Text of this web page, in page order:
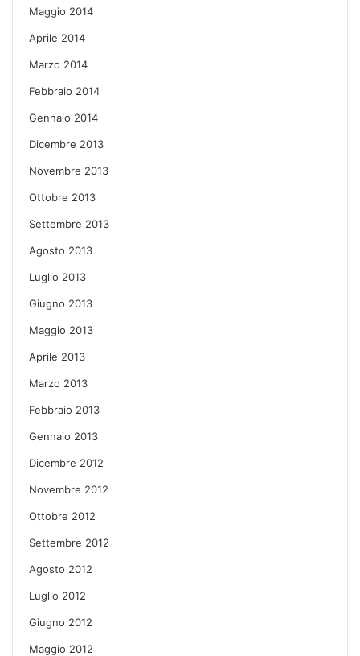
Maggio 2014
Aprile 2014
Marzo 2014
Febbraio 2014
Gennaio 2014
Dicembre 2013
Novembre 2013
Ottobre 2013
Settembre 2013
Agosto 2013
Luglio 2013
Giugno 2013
Maggio 2013
Aprile 2013
Marzo 2013
Febbraio 2013
Gennaio 2013
Dicembre 2012
Novembre 2012
Ottobre 2012
Settembre 2012
Agosto 2012
Luglio 2012
Giugno 2012
Maggio 2012